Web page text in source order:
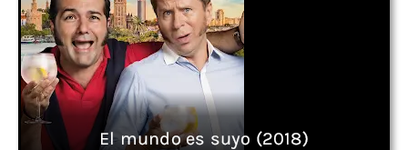
El mundo es suyo (2018)